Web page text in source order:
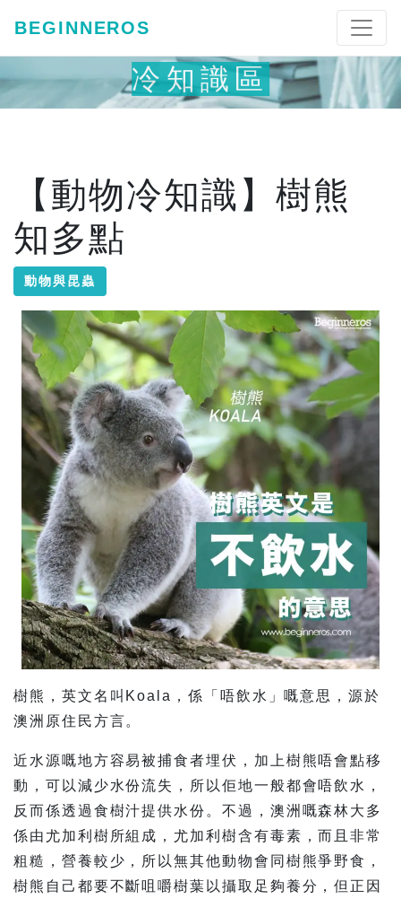
BEGINNEROS
冷知識區
【動物冷知識】樹熊
知多點
動物與昆蟲
樹熊，英文名叫Koala，係「唔飲水」嘅意思，源於
澳洲原住民方言。
近水源嘅地方容易被捕食者埋伏，加上樹熊唔會點移
動，可以減少水份流失，所以佢地一般都會唔飲水，
反而係透過食樹汁提供水份。不過，澳洲嘅森林大多
係由尤加利樹所組成，尤加利樹含有毒素，而且非常
粗糙，營養較少，所以無其他動物會同樹熊爭野食，
樹熊自己都要不斷咀嚼樹葉以攝取足夠養分，但正因